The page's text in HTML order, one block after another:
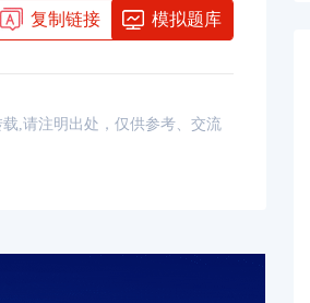
复制链接 模拟题库
,请注明出处，仅供参考、交流